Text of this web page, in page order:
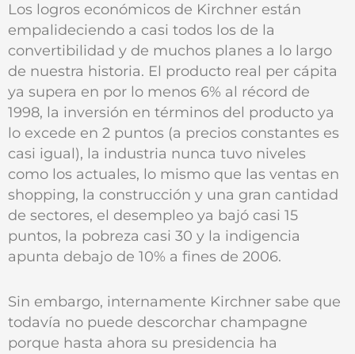
Los logros económicos de Kirchner están
empalideciendo a casi todos los de la
convertibilidad y de muchos planes a lo largo
de nuestra historia. El producto real per cápita
ya supera en por lo menos 6% al récord de
1998, la inversión en términos del producto ya
lo excede en 2 puntos (a precios constantes es
casi igual), la industria nunca tuvo niveles
como los actuales, lo mismo que las ventas en
shopping, la construcción y una gran cantidad
de sectores, el desempleo ya bajó casi 15
puntos, la pobreza casi 30 y la indigencia
apunta debajo de 10% a fines de 2006.
Sin embargo, internamente Kirchner sabe que
todavía no puede descorchar champagne
porque hasta ahora su presidencia ha